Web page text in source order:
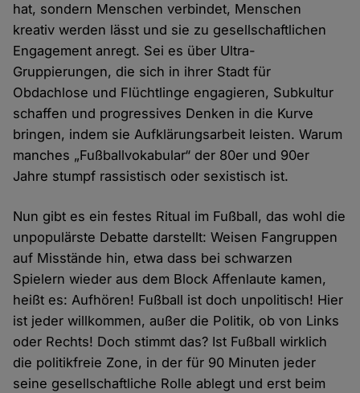
hat, sondern Menschen verbindet, Menschen
kreativ werden lässt und sie zu gesellschaftlichen
Engagement anregt. Sei es über Ultra-
Gruppierungen, die sich in ihrer Stadt für
Obdachlose und Flüchtlinge engagieren, Subkultur
schaffen und progressives Denken in die Kurve
bringen, indem sie Aufklärungsarbeit leisten. Warum
manches „Fußballvokabular“ der 80er und 90er
Jahre stumpf rassistisch oder sexistisch ist.
Nun gibt es ein festes Ritual im Fußball, das wohl die
unpopulärste Debatte darstellt: Weisen Fangruppen
auf Misstände hin, etwa dass bei schwarzen
Spielern wieder aus dem Block Affenlaute kamen,
heißt es: Aufhören! Fußball ist doch unpolitisch! Hier
ist jeder willkommen, außer die Politik, ob von Links
oder Rechts! Doch stimmt das? Ist Fußball wirklich
die politikfreie Zone, in der für 90 Minuten jeder
seine gesellschaftliche Rolle ablegt und erst beim